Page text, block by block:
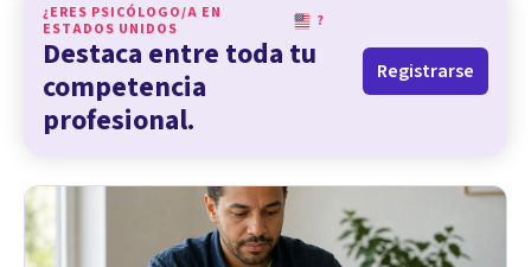
¿ERES PSICÓLOGO/A EN
ESTADOS UNIDOS
?
Destaca entre toda tu
competencia
profesional.
Registrarse